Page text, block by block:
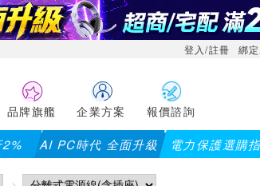
登入/註冊 綁
品牌旗艦 企業方案 報價諮詢
AI PC時代 全面升級 電力保護選購